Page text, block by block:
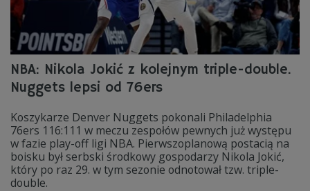
NBA: Nikola Jokić z kolejnym triple-double.
Nuggets lepsi od 76ers
Koszykarze Denver Nuggets pokonali Philadelphia
76ers 116:111 w meczu zespołów pewnych już występu
w fazie play-off ligi NBA. Pierwszoplanową postacią na
boisku był serbski środkowy gospodarzy Nikola Jokić,
który po raz 29. w tym sezonie odnotował tzw. triple-
double.